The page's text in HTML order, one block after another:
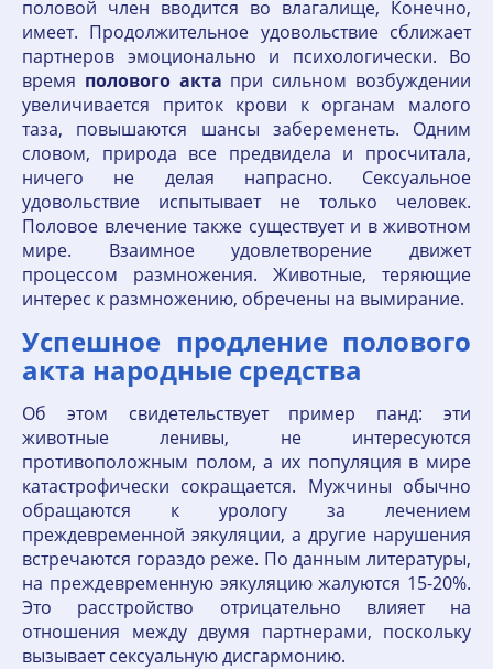
половой член вводится во влагалище, Конечно,
имеет. Продолжительное удовольствие сближает
партнеров эмоционально и психологически. Во
время полового акта при сильном возбуждении
увеличивается приток крови к органам малого
таза, повышаются шансы забеременеть. Одним
словом, природа все предвидела и просчитала,
ничего не делая напрасно. Сексуальное
удовольствие испытывает не только человек.
Половое влечение также существует и в животном
мире. Взаимное удовлетворение движет
процессом размножения. Животные, теряющие
интерес к размножению, обречены на вымирание.
Успешное продление полового
акта народные средства
Об этом свидетельствует пример панд: эти
животные ленивы, не интересуются
противоположным полом, а их популяция в мире
катастрофически сокращается. Мужчины обычно
обращаются к урологу за лечением
преждевременной эякуляции, а другие нарушения
встречаются гораздо реже. По данным литературы,
на преждевременную эякуляцию жалуются 15-20%.
Это расстройство отрицательно влияет на
отношения между двумя партнерами, поскольку
вызывает сексуальную дисгармонию.